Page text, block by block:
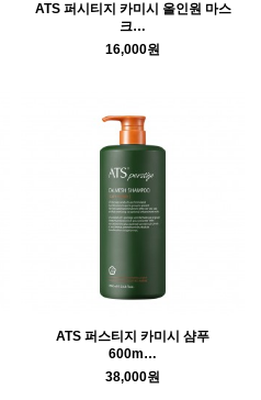
ATS 퍼시티지 카미시 올인원 마스
크…
16,000원
ATS 퍼스티지 카미시 샴푸
600m…
38,000원